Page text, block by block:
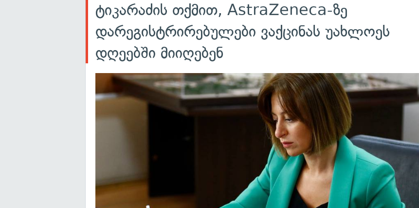
ტიკარაძის თქმით, AstraZeneca-ზე
დარეგისტრირებულები ვაქცინას უახლოეს
დღეებში მიიღებენ